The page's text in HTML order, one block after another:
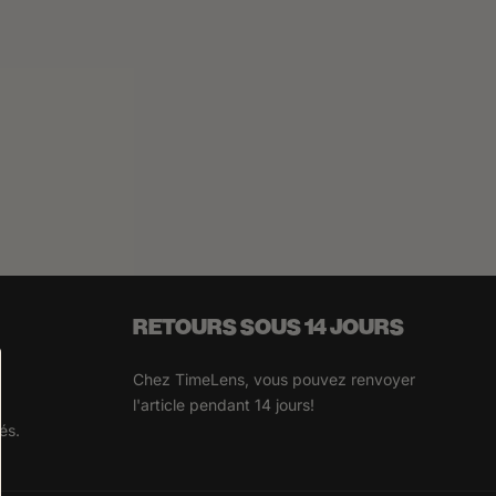
RETOURS SOUS 14 JOURS
Chez TimeLens, vous pouvez renvoyer
l'article pendant 14 jours!